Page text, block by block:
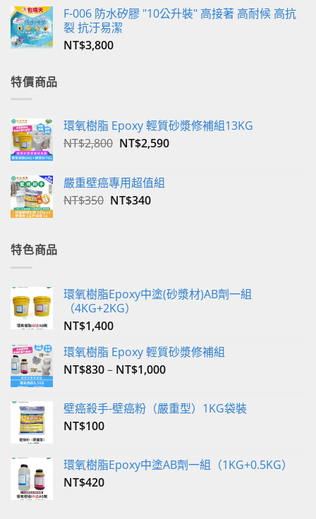
F-006 防水矽膠 "10公升裝" 高接著 高耐候 高抗
裂 抗汙易潔
NT$3,800
特價商品
環氧樹脂 Epoxy 輕質砂漿修補組13KG
NT$2,800 原
格：
NT$2,800。
NT$2,590目
嚴重壁癌專用超值組
NT$350 原
NT$340目
特色商品
環氧樹脂Epoxy中塗(砂漿材)AB劑一組
（4KG+2KG）
NT$1,400
環氧樹脂 Epoxy 輕質砂漿修補組
NT$830– NT$1,000
壁癌殺手-壁癌粉（嚴重型）1KG袋裝
NT$100
環氧樹脂Epoxy中塗AB劑一組（1KG+0.5KG）
NT$420